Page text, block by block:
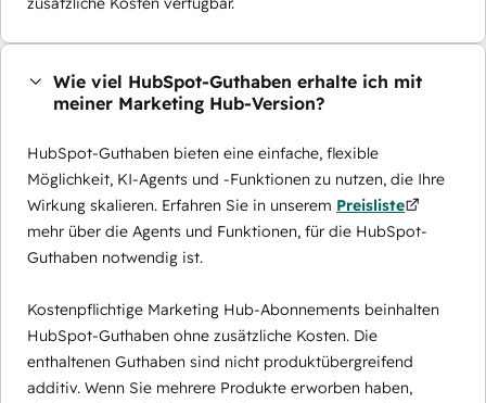
Wie viel HubSpot-Guthaben erhalte ich mit
meiner Marketing Hub-Version?
HubSpot-Guthaben bieten eine einfache, flexible
Möglichkeit, KI-Agents und -Funktionen zu nutzen, die Ihre
Wirkung skalieren. Erfahren Sie in unserem Preisliste
mehr über die Agents und Funktionen, für die HubSpot-
Guthaben notwendig ist.
Kostenpflichtige Marketing Hub-Abonnements beinhalten
HubSpot-Guthaben ohne zusätzliche Kosten. Die
enthaltenen Guthaben sind nicht produktübergreifend
additiv. Wenn Sie mehrere Produkte erworben haben,